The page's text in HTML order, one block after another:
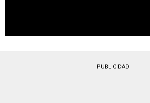
PUBLICIDAD